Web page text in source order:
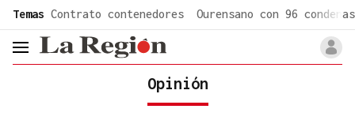
Temas Contrato contenedores Ourensano con 96 condenas
header.menu.open
Opinión